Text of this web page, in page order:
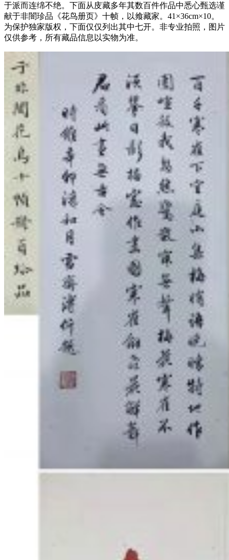
于派而连绵不绝。下面从庋藏多年其数百件作品中悉心甄选谨
献于非闇珍品《花鸟册页》十帧，以飨藏家。41×36cm×10。
为保护独家版权，下面仅仅列出其中七开。非专业拍照，图片
仅供参考，所有藏品信息以实物为准。